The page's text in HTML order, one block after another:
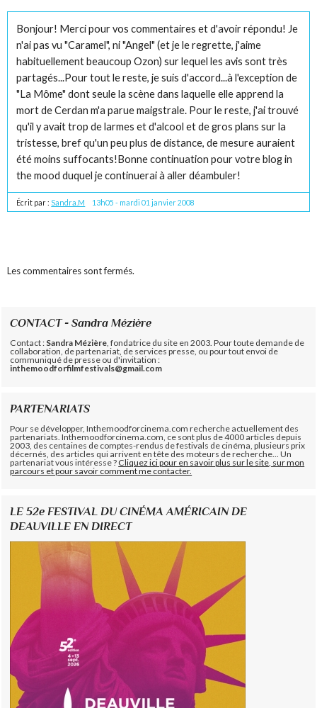
Bonjour! Merci pour vos commentaires et d'avoir répondu! Je
n'ai pas vu "Caramel", ni "Angel" (et je le regrette, j'aime
habituellement beaucoup Ozon) sur lequel les avis sont très
partagés...Pour tout le reste, je suis d'accord...à l'exception de
"La Môme" dont seule la scène dans laquelle elle apprend la
mort de Cerdan m'a parue maigstrale. Pour le reste, j'ai trouvé
qu'il y avait trop de larmes et d'alcool et de gros plans sur la
tristesse, bref qu'un peu plus de distance, de mesure auraient
été moins suffocants!Bonne continuation pour votre blog in
the mood duquel je continuerai à aller déambuler!
Écrit par : Sandra.M 13h05 - mardi 01 janvier 2008
Les commentaires sont fermés.
CONTACT - Sandra Mézière
Contact : Sandra Mézière , fondatrice du site en 2003. Pour toute demande de
collaboration, de partenariat, de services presse, ou pour tout envoi de
communiqué de presse ou d'invitation :
inthemoodforfilmfestivals@gmail.com
PARTENARIATS
Pour se développer, Inthemoodforcinema.com recherche actuellement des
partenariats. Inthemoodforcinema.com, ce sont plus de 4000 articles depuis
2003, des centaines de comptes-rendus de festivals de cinéma, plusieurs prix
décernés, des articles qui arrivent en tête des moteurs de recherche... Un
partenariat vous intéresse ?Cliquez ici pour en savoir plus sur le site, sur mon
parcours et pour savoir comment me contacter.
LE 52e FESTIVAL DU CINÉMA AMÉRICAIN DE
DEAUVILLE EN DIRECT